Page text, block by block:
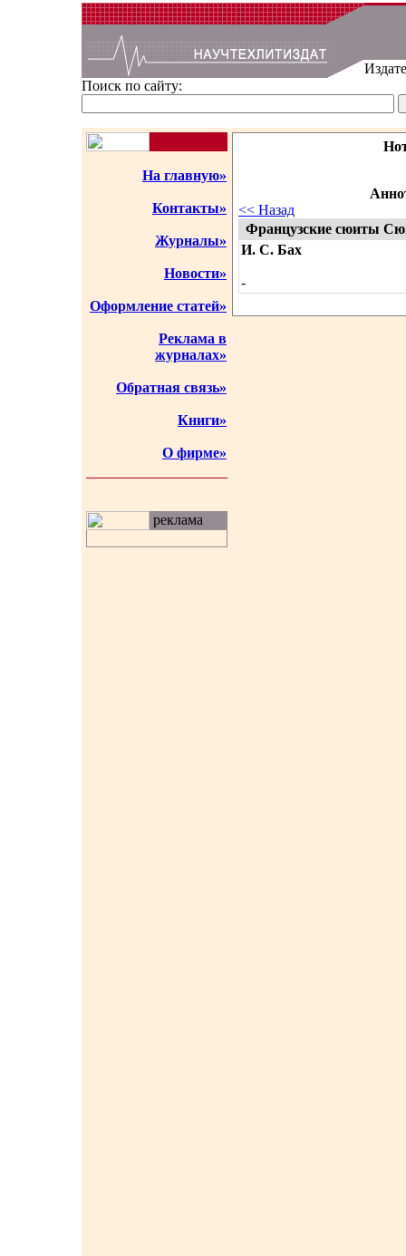
Поиск по сайту:
На главную»
Контакты»
Журналы»
Новости»
Оформление статей»
Реклама в
журналах»
Обратная связь»
Книги»
О фирме»
реклама
<< Назад
Французские сюиты
И. С. Бах
-